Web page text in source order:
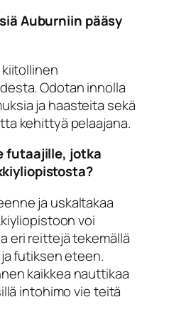
Auburniin pääsy
Odotan innolla
ja haasteita sekä
kehittyä pelaajana.
futaajille, jotka
ja uskaltakaa
voi
eri reittejä tekemällä
futiksen eteen.
kaikkea nauttikaa
intohimo vie teitä